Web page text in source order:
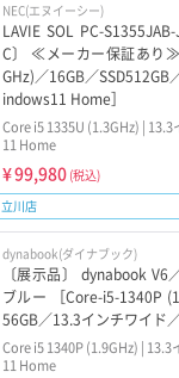
NEC(エヌイーシー)
LAVIE SOL PC-
C〕 ≪メーカー保証あり
GHz)／16GB／SSD512GB
indows11 Home］
Core i5 1335U (1.3GHz) |
11 Home
¥99,980 (税込)
立川店
dynabook(ダイナブック)
〔展示品〕 dynabook V6
ブルー ［Core-i5-1340P
56GB／13.3インチワイド
Core i5 1340P (1.9GHz) |
11 Home